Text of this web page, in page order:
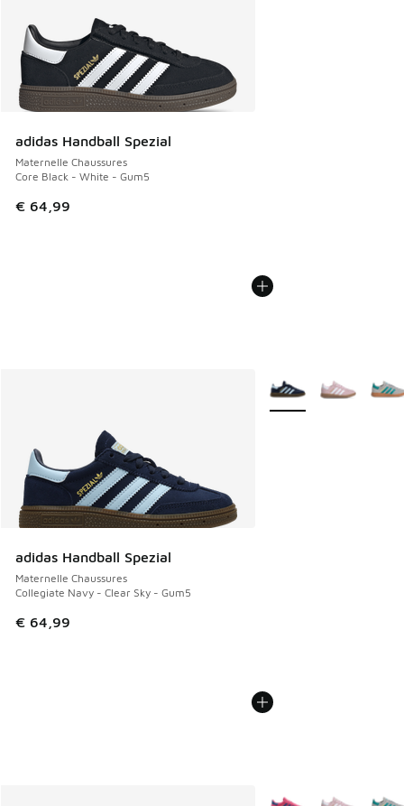
adidas Handball Spezial
Maternelle Chaussures
Core Black - White - Gum5
€ 64,99
adidas Handball Spezial
Maternelle Chaussures
Collegiate Navy - Clear Sky - Gum5
€ 64,99
Plus de couleurs
Plus de couleurs